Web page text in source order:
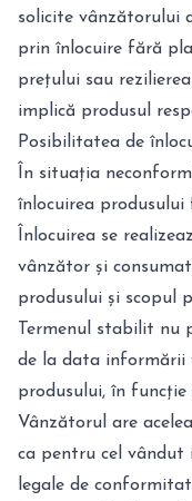
solicite vânzătorului
prin înlocuire fără
prețului sau
implică produsul
Posibilitatea de
În situația
înlocuirea
Înlocuirea se
vânzător și
produsului și scopul
Termenul stabilit nu
de la data informării
produsului, în funcție
Vânzătorul are
ca pentru cel vândut
legale de